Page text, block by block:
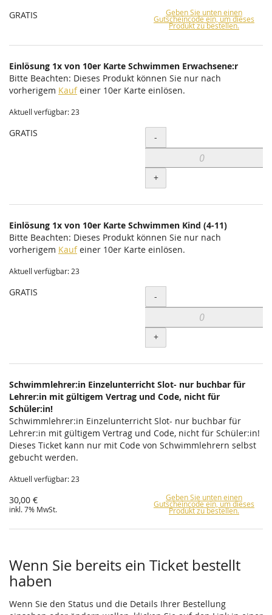
GRATIS Geben Sie unten einen
Gutscheincode ein, um dieses
Produkt zu bestellen.
Einlösung 1x von 10er Karte Schwimmen Erwachsene:r
Bitte Beachten: Dieses Produkt können Sie nur nach
vorherigem Kaufeiner 10er Karte einlösen.
Aktuell verfügbar: 23
GRATIS Menge
-
+
Einlösung 1x von 10er Karte Schwimmen Kind (4-11)
Bitte Beachten: Dieses Produkt können Sie nur nach
vorherigem Kaufeiner 10er Karte einlösen.
Aktuell verfügbar: 23
GRATIS Menge
-
+
Schwimmlehrer:in Einzelunterricht Slot- nur buchbar für
Lehrer:in mit gültigem Vertrag und Code, nicht für
Schüler:in!
Schwimmlehrer:in Einzelunterricht Slot- nur buchbar für
Lehrer:in mit gültigem Vertrag und Code, nicht für Schüler:in!
Dieses Ticket kann nur mit Code von Schwimmlehrern selbst
gebucht werden.
Aktuell verfügbar: 23
30,00 €
inkl. 7% MwSt.
Geben Sie unten einen
Gutscheincode ein, um dieses
Produkt zu bestellen.
Wenn Sie bereits ein Ticket bestellt
haben
Wenn Sie den Status und die Details Ihrer Bestellung